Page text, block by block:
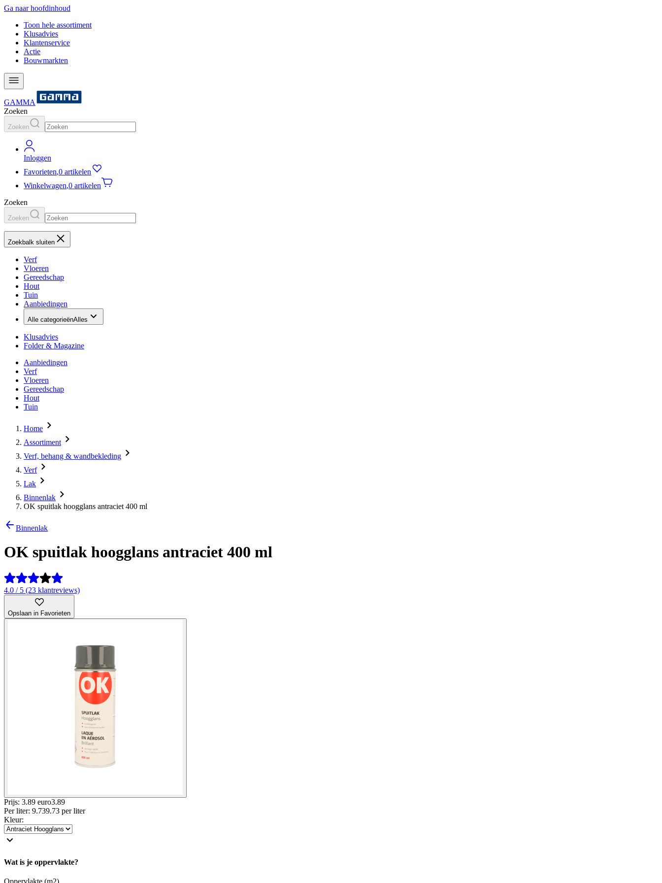
Ga naar hoofdinhoud
Toon hele assortiment
Klusadvies
Klantenservice
Actie
Bouwmarkten
GAMMA
Zoeken
Zoeken
Inloggen
Favorieten,0 artikelen
Winkelwagen,0 artikelen
Zoeken
Zoeken
Zoekbalk sluiten
Verf
Vloeren
Gereedschap
Hout
Tuin
Aanbiedingen
Alle categorieënAlles
Klusadvies
Folder & Magazine
Aanbiedingen
Verf
Vloeren
Gereedschap
Hout
Tuin
Home
Assortiment
Verf, behang & wandbekleding
Verf
Lak
Binnenlak
OK spuitlak hoogglans antraciet 400 ml
Binnenlak
OK spuitlak hoogglans antraciet 400 ml
4.0 / 5 (23 klantreviews)
Opslaan in Favorieten
Prijs: 3.89 euro3.89
Per liter: 9.739.73 per liter
Kleur:
Wat is je oppervlakte?